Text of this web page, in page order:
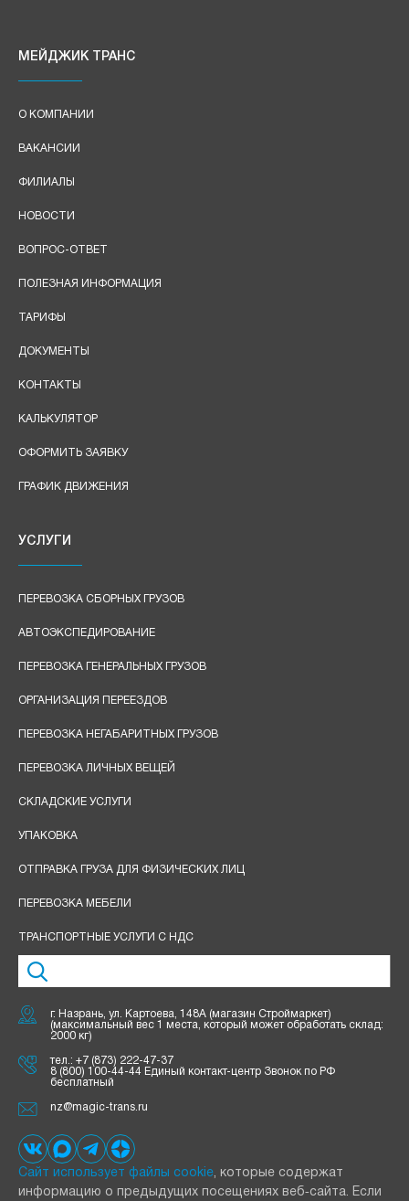
МЕЙДЖИК ТРАНС
О КОМПАНИИ
ВАКАНСИИ
ФИЛИАЛЫ
НОВОСТИ
ВОПРОС-ОТВЕТ
ПОЛЕЗНАЯ ИНФОРМАЦИЯ
ТАРИФЫ
ДОКУМЕНТЫ
КОНТАКТЫ
КАЛЬКУЛЯТОР
ОФОРМИТЬ ЗАЯВКУ
ГРАФИК ДВИЖЕНИЯ
УСЛУГИ
ПЕРЕВОЗКА СБОРНЫХ ГРУЗОВ
АВТОЭКСПЕДИРОВАНИЕ
ПЕРЕВОЗКА ГЕНЕРАЛЬНЫХ ГРУЗОВ
ОРГАНИЗАЦИЯ ПЕРЕЕЗДОВ
ПЕРЕВОЗКА НЕГАБАРИТНЫХ ГРУЗОВ
ПЕРЕВОЗКА ЛИЧНЫХ ВЕЩЕЙ
СКЛАДСКИЕ УСЛУГИ
УПАКОВКА
ОТПРАВКА ГРУЗА ДЛЯ ФИЗИЧЕСКИХ ЛИЦ
ПЕРЕВОЗКА МЕБЕЛИ
ТРАНСПОРТНЫЕ УСЛУГИ С НДС
г. Назрань, ул. Картоева, 148А (магазин Строймаркет)
(максимальный вес 1 места, который может обработать склад:
2000 кг)
тел.: +7 (873) 222-47-37
8 (800) 100-44-44 Единый контакт-центр Звонок по РФ
бесплатный
nz@magic-trans.ru
Сайт использует файлы cookie, которые содержат
информацию о предыдущих посещениях веб‑сайта. Если